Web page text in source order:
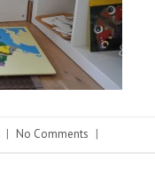
| No Comments |